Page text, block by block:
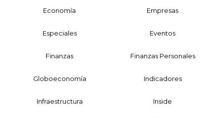
Economía Empresas
Especiales Eventos
Finanzas Finanzas Personales
Globoeconomía Indicadores
Infraestructura Inside